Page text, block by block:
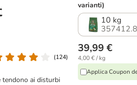
(124)
tendono ai disturbi
varianti)
10 kg
357412.8
39,99 €
4,00 € / kg
Applica Coupon